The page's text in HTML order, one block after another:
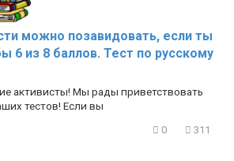
можно позавидовать, если ты
6 из 8 баллов. Тест по русскому
активисты! Мы рады приветствовать
тестов! Если вы
0 311